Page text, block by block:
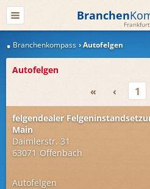
Branchen
Frankfurt
Branchenkompass Autofelgen
Autofelgen
« ‹ 1
felgendealer
Main
Daimlerstr. 31
63071 Offenbach
Autofelgen